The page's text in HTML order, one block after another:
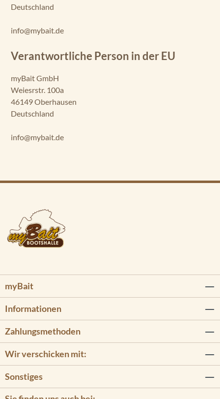
Deutschland
info@mybait.de
Verantwortliche Person in der EU
myBait GmbH
Weiesrstr. 100a
46149 Oberhausen
Deutschland
info@mybait.de
myBait
Informationen
Zahlungsmethoden
Wir verschicken mit:
Sonstiges